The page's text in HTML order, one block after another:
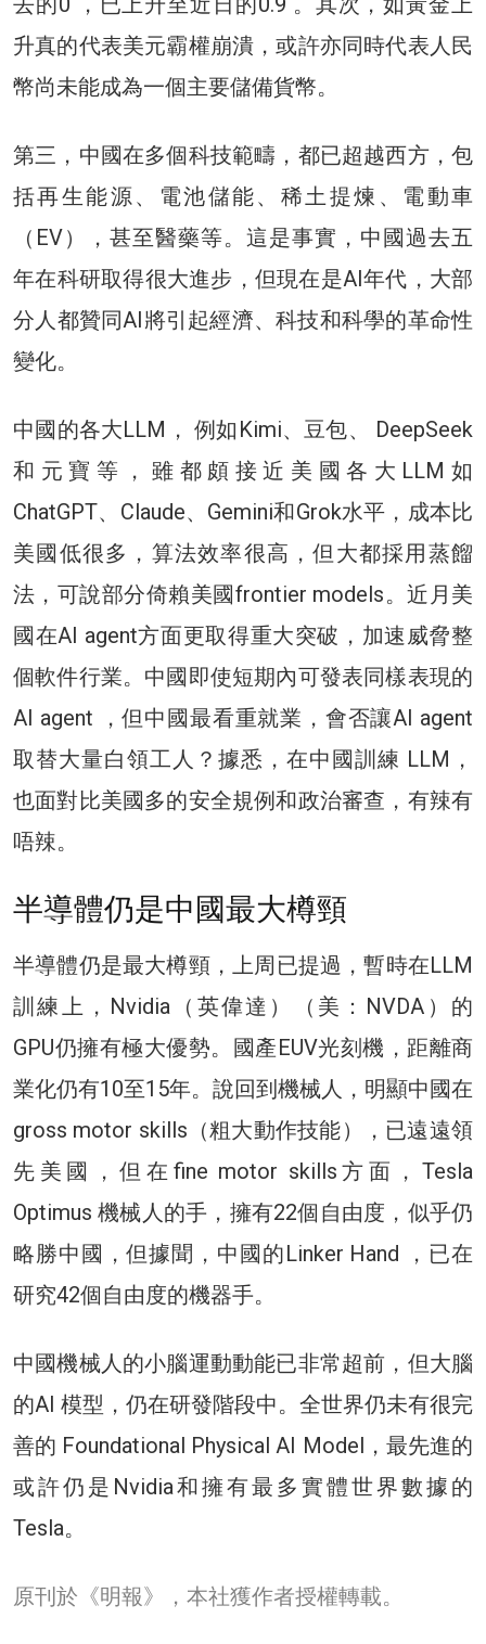
升真的代表美元霸權崩潰，或許亦同時代表人民
幣尚未能成為一個主要儲備貨幣。
第三，中國在多個科技範疇，都已超越西方，包
括再生能源、電池儲能、稀土提煉、電動車
（EV），甚至醫藥等。這是事實，中國過去五
年在科研取得很大進步，但現在是AI年代，大部
分人都贊同AI將引起經濟、科技和科學的革命性
變化。
中國的各大LLM， 例如Kimi、豆包、 DeepSeek
和元寶等，雖都頗接近美國各大LLM如
ChatGPT、Claude、Gemini和Grok水平，成本比
美國低很多，算法效率很高，但大都採用蒸餾
法，可說部分倚賴美國frontier models。近月美
國在AI agent方面更取得重大突破，加速威脅整
個軟件行業。中國即使短期內可發表同樣表現的
AI agent ，但中國最看重就業，會否讓AI agent
取替大量白領工人？據悉，在中國訓練 LLM，
也面對比美國多的安全規例和政治審查，有辣有
唔辣。
半導體仍是中國最大樽頸
半導體仍是最大樽頸，上周已提過，暫時在LLM
訓練上，Nvidia（英偉達）（美：NVDA）的
GPU仍擁有極大優勢。國產EUV光刻機，距離商
業化仍有10至15年。說回到機械人，明顯中國在
gross motor skills（粗大動作技能），已遠遠領
先美國，但在fine motor skills方面，Tesla
Optimus 機械人的手，擁有22個自由度，似乎仍
略勝中國，但據聞，中國的Linker Hand ，已在
研究42個自由度的機器手。
中國機械人的小腦運動動能已非常超前，但大腦
的AI 模型，仍在研發階段中。全世界仍未有很完
善的 Foundational Physical AI Model，最先進的
或許仍是Nvidia和擁有最多實體世界數據的
Tesla。
原刊於《明報》，本社獲作者授權轉載。